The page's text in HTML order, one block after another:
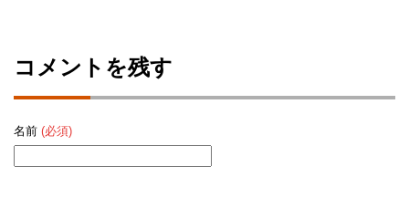
コメントを残す
名前 (必須)